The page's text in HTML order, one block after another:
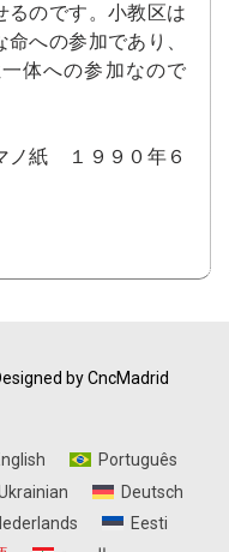
るのです。小教区は
への参加であり、
体への参加なので
ノ紙 １９９０年６
by CncMadrid
Português
Deutsch
Eesti